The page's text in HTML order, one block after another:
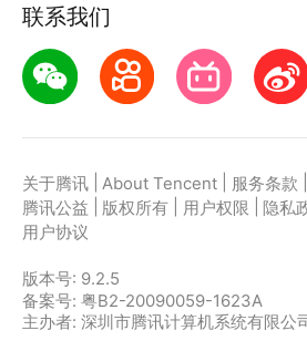
联系我们
关于腾讯 About Tencent 服务条款
腾讯公益
版权所有 用户权限 隐私
用户协议
版本号: 9.2.5
备案号: 粤B2-20090059-1623A
主办者: 深圳市腾讯计算机系统有限公